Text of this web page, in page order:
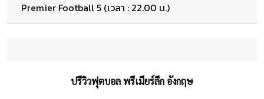
Premier Football 5 (เวลา : 22.00 น.)
ปรีวิวฟุตบอล พรีเมียร์ลีก อังกฤษ